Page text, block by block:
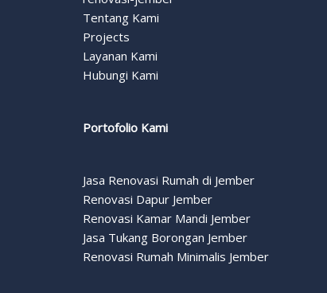
Tentang Kami
Projects
Layanan Kami
Hubungi Kami
Portofolio Kami
Jasa Renovasi Rumah di Jember
Renovasi Dapur Jember
Renovasi Kamar Mandi Jember
Jasa Tukang Borongan Jember
Renovasi Rumah Minimalis Jember